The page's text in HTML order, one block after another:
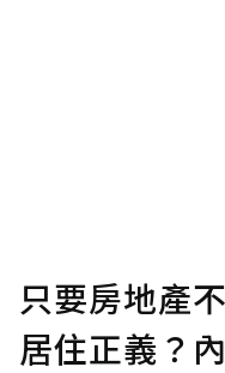
只要房地產
居住正義？